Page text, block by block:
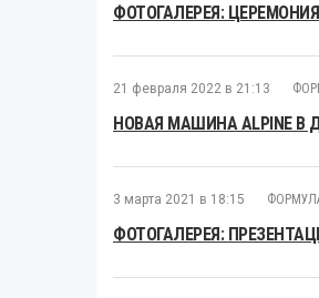
ФОТОГАЛЕРЕЯ:
21 февраля 2022 в 21:13
НОВАЯ МАШИНА ALPINE В
3 марта 2021 в 18:15
ФОТОГАЛЕРЕЯ: